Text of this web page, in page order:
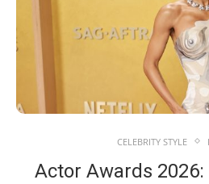
CELEBRITY STYLE
Actor Awards 2026: